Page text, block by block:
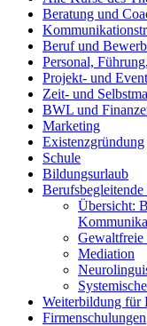
Beratung und
Beruf und
Personal,
Projekt- und
Zeit- und
BWL und
Marketing
Existenzgründung
Schule
Bildungsurlaub
Übersicht:
Mediation
Weiterbildung für
Firmenschulungen